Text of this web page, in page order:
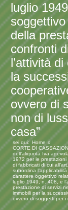
luglio
della
confronti
l’attività
la
ovvero di
non di
casa”
sei qui: Home
CORTE DI
dell’aliquota Iva
1972 per le
di fabbricati di cui
subordina
carattere oggettivo
luglio 1949, n. 408, e
prestazione di servizi
immobili per la
ovvero di soggetti per i